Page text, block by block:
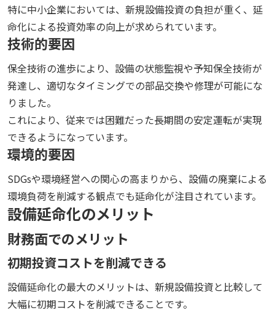
特に中小企業においては、新規設備投資の負担が重く、延
命化による投資効率の向上が求められています。
技術的要因
保全技術の進歩により、設備の状態監視や予知保全技術が
発達し、適切なタイミングでの部品交換や修理が可能にな
りました。
これにより、従来では困難だった長期間の安定運転が実現
できるようになっています。
環境的要因
SDGsや環境経営への関心の高まりから、設備の廃棄による
環境負荷を削減する観点でも延命化が注目されています。
設備延命化のメリット
財務面でのメリット
初期投資コストを削減できる
設備延命化の最大のメリットは、新規設備投資と比較して
大幅に初期コストを削減できることです。